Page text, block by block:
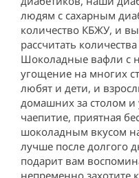
людям с сахарным
количество КБЖУ, и
рассчитать
Шоколадные вафли с
угощение на многих
любят и дети, и
домашних за столом и
чаепитие, приятная
шоколадным вкусом
лучше после долгого
подарит вам
непременно захотите